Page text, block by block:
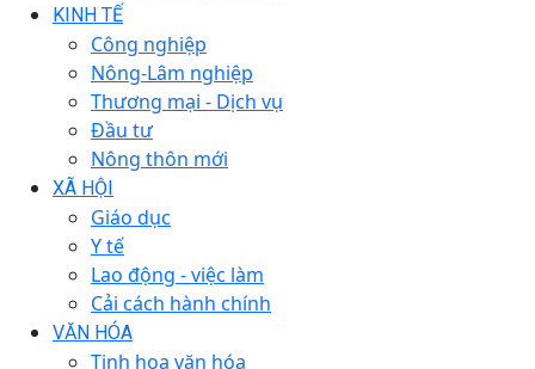
KINH TẾ
Công nghiệp
Nông-Lâm nghiệp
Thương mại - Dịch vụ
Đầu tư
Nông thôn mới
XÃ HỘI
Giáo dục
Y tế
Lao động - việc làm
Cải cách hành chính
VĂN HÓA
Tinh hoa văn hóa